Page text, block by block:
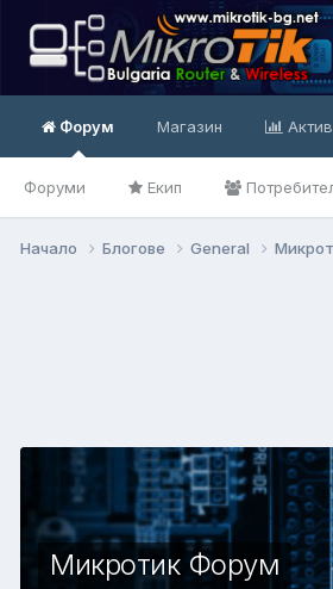
Форум
Форуми Екип
Магазин
Начало Блогове General
Микротик Форум